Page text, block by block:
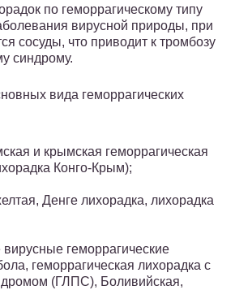
по геморрагическому типу
вирусной природы, при
сосуды, что приводит к тромбозу
синдрому.
вида геморрагических
и крымская геморрагическая
Конго-Крым);
Денге лихорадка, лихорадка
вирусные геморрагические
геморрагическая лихорадка с
(ГЛПС), Боливийская,